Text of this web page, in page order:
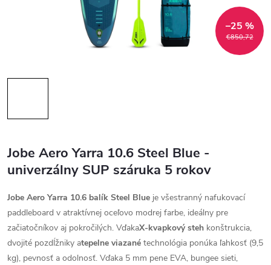
€850,72
–25 %
Jobe Aero Yarra 10.6 Steel Blue -
univerzálny SUP száruka 5 rokov
Jobe Aero Yarra 10.6 balík Steel Blue je všestranný nafukovací
paddleboard v atraktívnej oceľovo modrej farbe, ideálny pre
začiatočníkov aj pokročilých. VďakaX-kvapkový steh konštrukcia,
dvojité pozdĺžniky atepelne viazané technológia ponúka ľahkosť (9,5
kg), pevnosť a odolnosť. Vďaka 5 mm pene EVA, bungee sieti,